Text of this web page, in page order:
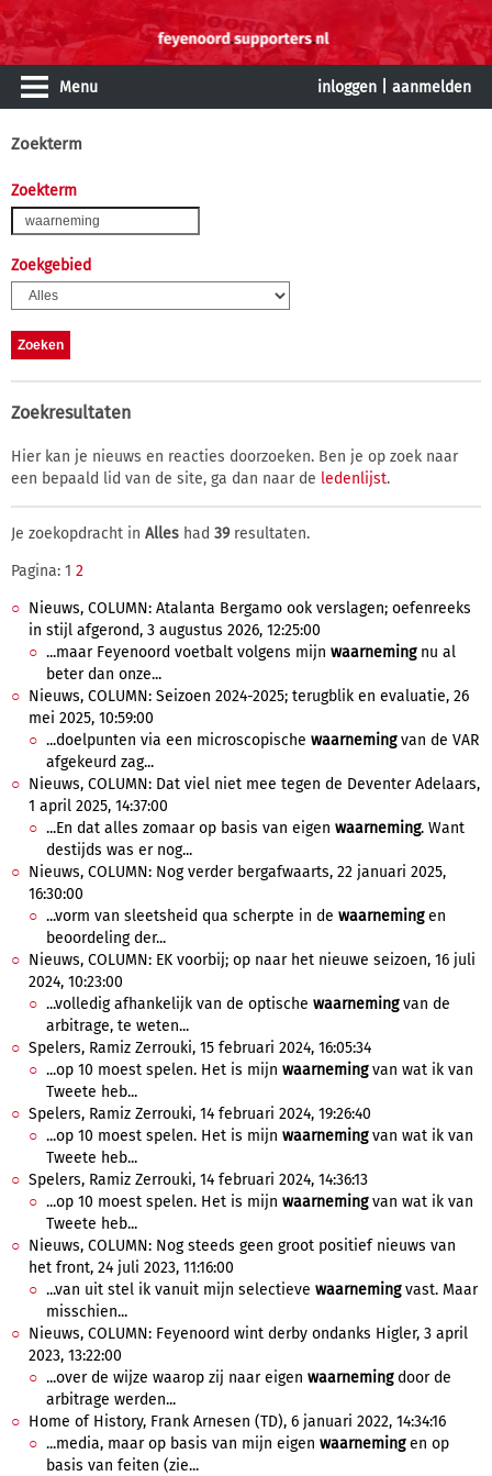
Menu inloggen aanmelden
Zoekterm
Zoekterm
Zoekgebied
Zoekresultaten
Hier kan je nieuws en reacties doorzoeken. Ben je op zoek naar
een bepaald lid van de site, ga dan naar de ledenlijst.
Je zoekopdracht in Alles had 39resultaten.
Pagina: 1 2
Nieuws, COLUMN: Atalanta Bergamo ook verslagen; oefenreeks
in stijl afgerond, 3 augustus 2026, 12:25:00
...maar Feyenoord voetbalt volgens mijn waarnemingnu al
beter dan onze...
Nieuws, COLUMN: Seizoen 2024-2025; terugblik en evaluatie, 26
mei 2025, 10:59:00
...doelpunten via een microscopische waarnemingvan de VAR
afgekeurd zag...
Nieuws, COLUMN: Dat viel niet mee tegen de Deventer Adelaars,
1 april 2025, 14:37:00
...En dat alles zomaar op basis van eigen waarneming. Want
destijds was er nog...
Nieuws, COLUMN: Nog verder bergafwaarts, 22 januari 2025,
16:30:00
...vorm van sleetsheid qua scherpte in de waarnemingen
beoordeling der...
Nieuws, COLUMN: EK voorbij; op naar het nieuwe seizoen, 16 juli
2024, 10:23:00
...volledig afhankelijk van de optische waarnemingvan de
arbitrage, te weten...
Spelers, Ramiz Zerrouki, 15 februari 2024, 16:05:34
...op 10 moest spelen. Het is mijn waarnemingvan wat ik van
Tweete heb...
Spelers, Ramiz Zerrouki, 14 februari 2024, 19:26:40
...op 10 moest spelen. Het is mijn waarnemingvan wat ik van
Tweete heb...
Spelers, Ramiz Zerrouki, 14 februari 2024, 14:36:13
...op 10 moest spelen. Het is mijn waarnemingvan wat ik van
Tweete heb...
Nieuws, COLUMN: Nog steeds geen groot positief nieuws van
het front, 24 juli 2023, 11:16:00
...van uit stel ik vanuit mijn selectieve waarnemingvast. Maar
misschien...
Nieuws, COLUMN: Feyenoord wint derby ondanks Higler, 3 april
2023, 13:22:00
...over de wijze waarop zij naar eigen waarnemingdoor de
arbitrage werden...
Home of History, Frank Arnesen (TD), 6 januari 2022, 14:34:16
...media, maar op basis van mijn eigen waarnemingen op
basis van feiten (zie...